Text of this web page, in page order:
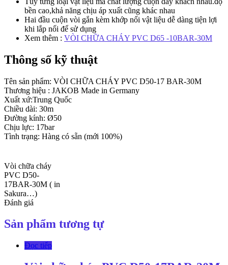
bền cao,khả năng chịu áp xuất cũng khác nhau
Hai đầu cuộn vòi gắn kèm khớp nối vật liệu dễ dàng tiện lợi
khi lắp nối để sử dụng
Xem thêm : VÒI CHỮA CHÁY PVC D65 -10BAR-30M
Thông số kỹ thuật
Tên sản phẩm: VÒI CHỮA CHÁY PVC D50-17 BAR-30M
Thương hiệu : JAKOB Made in Germany
Xuất xứ:Trung Quốc
Chiều dài: 30m
Đường kính: Ø50
Chịu lực: 17bar
Tình trạng: Hàng có sẵn (mới 100%)
Vòi chữa cháy
PVC D50-
17BAR-30M ( in
Sakura…)
Đánh giá
Sản phẩm tương tự
Đọc tiếp